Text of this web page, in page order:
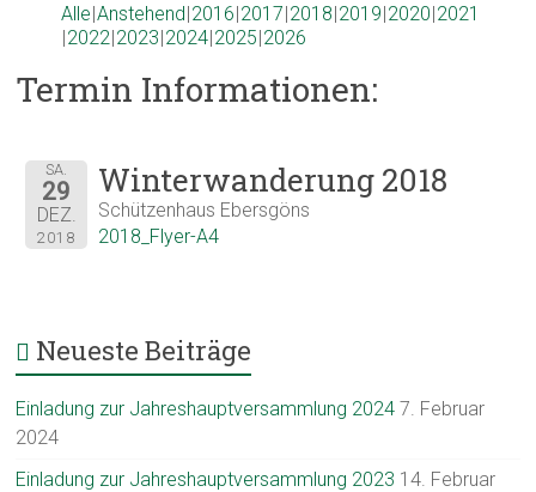
Alle Anstehend 2016 2017 2018 2019 2020 2021
2022 2023 2024 2025 2026
Termin Informationen:
SA.
29
DEZ.
2018
Winterwanderung 2018
Schützenhaus Ebersgöns
2018_Flyer-A4
Neueste Beiträge
Einladung zur Jahreshauptversammlung 2024 7. Februar
2024
Einladung zur Jahreshauptversammlung 2023 14. Februar